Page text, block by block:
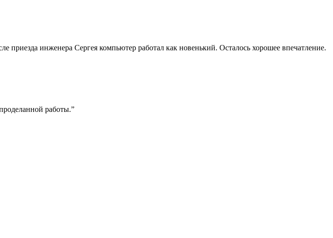
приезда инженера Сергея компьютер работал как новенький. Осталось хорошее впечатление.
работы.”